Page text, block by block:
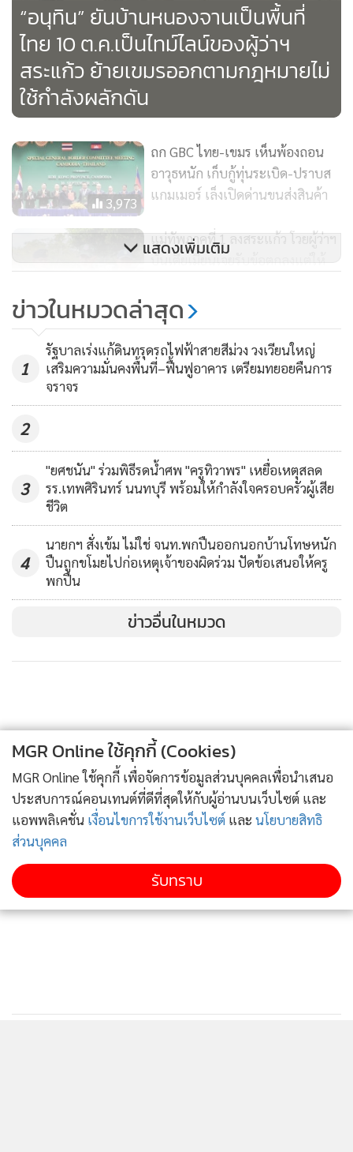
กล่าวยอมรับว่า มี ซึ่งจะเป็นเวลาที่เหมาะสมก็ต้องดูด้วย
เมื่อถามว่า ในวันที่ 10 ต.ค.นี้ จะไม่สามารถผลักดันชาวกัมพูชา
ออกจากพื้นที่บ้านหนองจานได้ใช่หรือไม่ นายอนุทิน กล่าวว่า
เขาก็มีการดำเนินการอยู่ ซึ่งหลักการได้บอกเขาไปแล้ว
“อนุทิน” ยันบ้านหนองจานเป็นพื้นที่
ไทย 10 ต.ค.เป็นไทม์ไลน์ของผู้ว่าฯ
สระแก้ว ย้ายเขมรออกตามกฎหมายไม่
ใช้กำลังผลักดัน
3,973
ถก GBC ไทย-เขมร เห็นพ้องถอน
อาวุธหนัก เก็บกู้ทุ่นระเบิด-ปราบส
แกมเมอร์ เล็งเปิดด่านขนส่งสินค้า
แม่ทัพภาคที่ 1 ลงสระแก้ว โวยผู้ว่าฯ
บันเตียเมียนเจยรับข้อตกลงแต่ให้
เขต 42-46 ไทยต้องได้คืน
“สิริพงศ์” ชี้ ต้องให้ทหาร-คนพื้นที่
ร่วมพิจารณาเปิดด่าน มั่นใจ “บิ๊ก
เล็ก” ท่าทีเปลี่ยนหลังรัฐบาลใหม่เข้า
แสดงเพิ่มเติม
ข่าวในหมวดล่าสุด
1
รัฐบาลเร่งแก้ดินทรุดรถไฟฟ้าสายสีม่วง วงเวียนใหญ่
เสริมความมั่นคงพื้นที่–ฟื้นฟูอาคาร เตรียมทยอยคืนการ
จราจร
2
3
"ยศชนัน" ร่วมพิธีรดน้ำศพ "ครูทิวาพร" เหยื่อเหตุสลด
รร.เทพศิรินทร์ นนทบุรี พร้อมให้กำลังใจครอบครัวผู้เสีย
ชีวิต
4
นายกฯ สั่งเข้ม ไม่ใช่ จนท.พกปืนออกนอกบ้านโทษหนัก
ปืนถูกขโมยไปก่อเหตุเจ้าของผิดร่วม ปัดข้อเสนอให้ครู
พกปืน
ข่าวอื่นในหมวด
MGR Online ใช้คุกกี้ (Cookies)
MGR Online ใช้คุกกี้ เพื่อจัดการข้อมูลส่วนบุคคลเพื่อนำเสนอ
ประสบการณ์คอนเทนต์ที่ดีที่สุดให้กับผู้อ่านบนเว็บไซต์ และ
แอพพลิเคชั่น เงื่อนไขการใช้งานเว็บไซต์ และ นโยบายสิทธิ
ส่วนบุคคล
รับทราบ